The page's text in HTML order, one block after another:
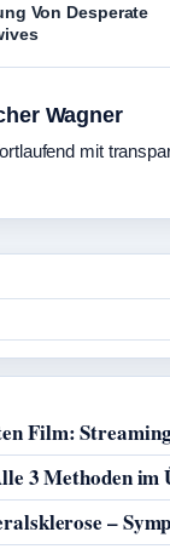
Von Desperate
Wagner
mit
Film:
3 Methoden im
–